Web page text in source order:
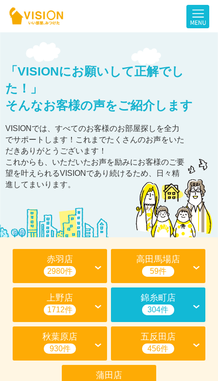
「VISIONにお願いして正解でし
た！」
そんなお客様の声をご紹介します
VISIONでは、すべてのお客様のお部屋探しを全力
でサポートします！これまでたくさんのお声をいた
だきありがとうございます！
これからも、いただいたお声を励みにお客様のご要
望を叶えられるVISIONであり続けるため、日々精
進してまいります。
赤羽店
2980件
高田馬場店
59件
上野店
1712件
錦糸町店
304件
秋葉原店
930件
五反田店
456件
蒲田店